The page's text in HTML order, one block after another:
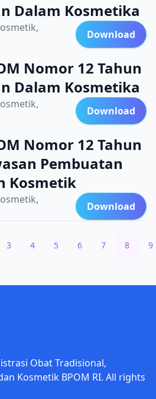
Dalam Kosmetika
Download
Nomor 12 Tahun
Dalam Kosmetika
Download
Nomor 12 Tahun
Pembuatan
Kosmetik
Download
3 4 5 6 7 8 9
Obat Tradisional,
Kosmetik BPOM RI. All rights